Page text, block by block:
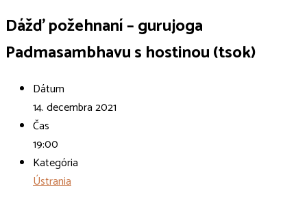
Dážď požehnaní – gurujoga
Padmasambhavu s hostinou (tsok)
Dátum
14. decembra 2021
Čas
19:00
Kategória
Ústrania